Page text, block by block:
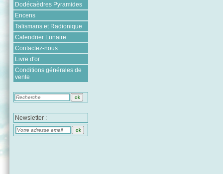
Dodécaèdres Pyramides
Encens
Talismans et Radionique
Calendrier Lunaire
Contactez-nous
Livre d'or
Conditions générales de
vente
Newsletter :